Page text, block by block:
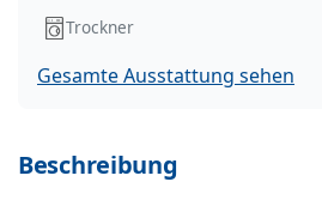
Trockner
Gesamte Ausstattung sehen
Beschreibung